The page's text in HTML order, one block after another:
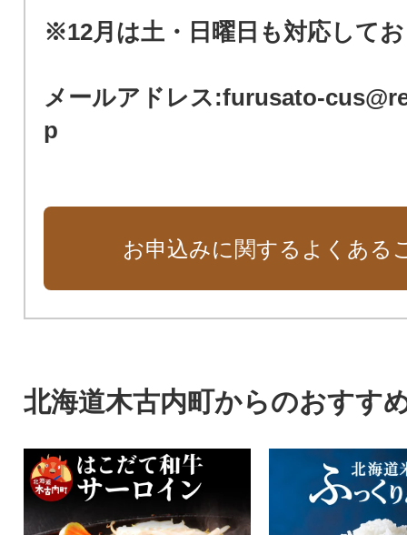
※12月は土・日曜日も対応して
メールアドレス:furusato-
p
お申込みに関するよくある
北海道木古内町からのおすす